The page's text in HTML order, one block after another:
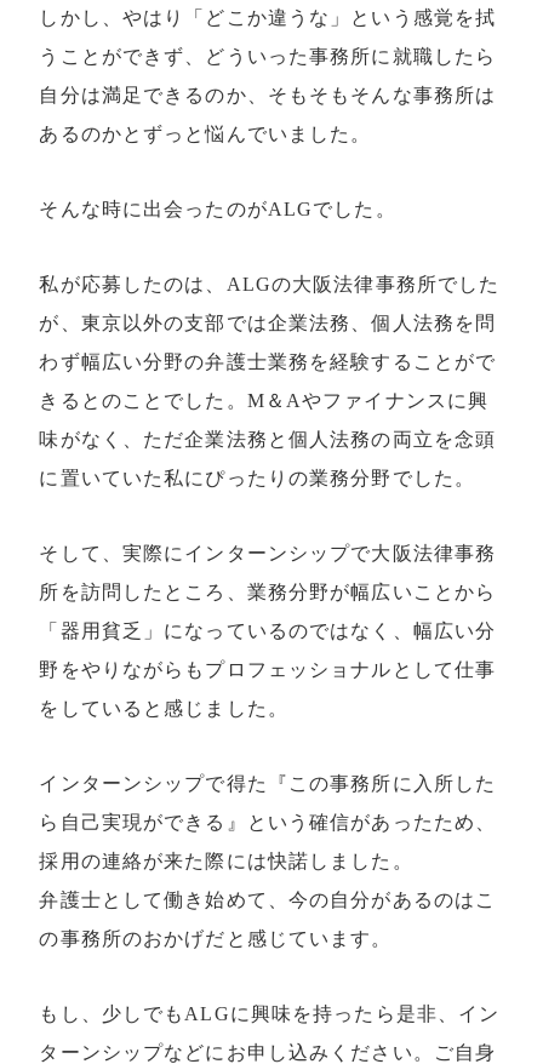
しかし、やはり「どこか違うな」という感覚を拭
うことができず、どういった事務所に就職したら
自分は満足できるのか、そもそもそんな事務所は
あるのかとずっと悩んでいました。
そんな時に出会ったのがALGでした。
私が応募したのは、ALGの大阪法律事務所でした
が、東京以外の支部では企業法務、個人法務を問
わず幅広い分野の弁護士業務を経験することがで
きるとのことでした。M＆Aやファイナンスに興
味がなく、ただ企業法務と個人法務の両立を念頭
に置いていた私にぴったりの業務分野でした。
そして、実際にインターンシップで大阪法律事務
所を訪問したところ、業務分野が幅広いことから
「器用貧乏」になっているのではなく、幅広い分
野をやりながらもプロフェッショナルとして仕事
をしていると感じました。
インターンシップで得た『この事務所に入所した
ら自己実現ができる』という確信があったため、
採用の連絡が来た際には快諾しました。
弁護士として働き始めて、今の自分があるのはこ
の事務所のおかげだと感じています。
もし、少しでもALGに興味を持ったら是非、イン
ターンシップなどにお申し込みください。ご自身